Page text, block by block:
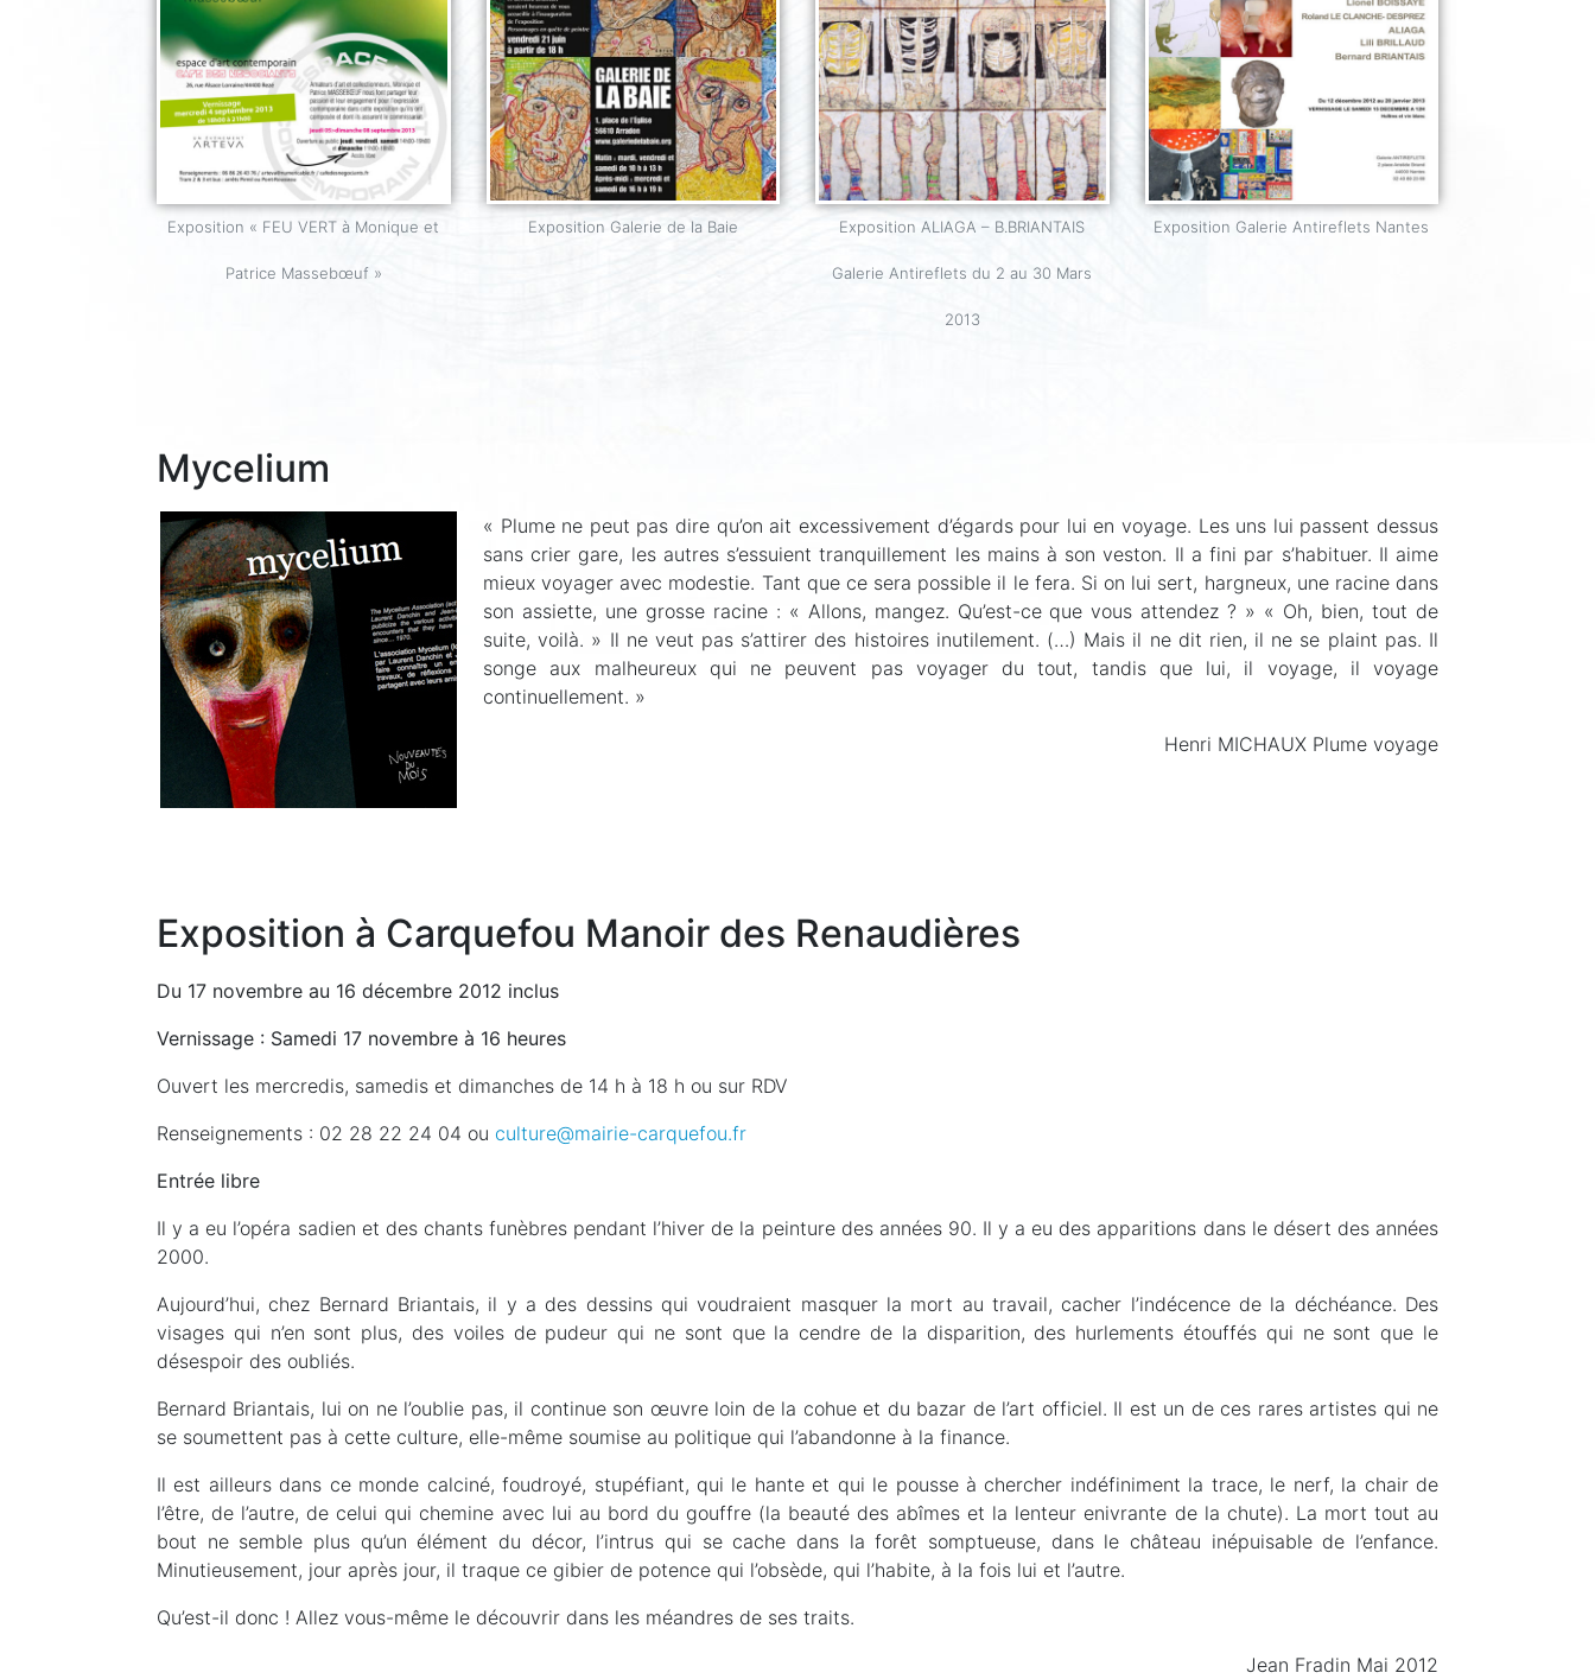
Exposition « FEU VERT à Monique et
Patrice Massebœuf »
Exposition Galerie de la Baie Exposition ALIAGA – B.BRIANTAIS
Galerie Antireflets du 2 au 30 Mars
2013
Exposition Galerie Antireflets Nantes
Mycelium
« Plume ne peut pas dire qu’on ait excessivement d’égards pour lui en voyage. Les uns lui passent dessus
sans crier gare, les autres s’essuient tranquillement les mains à son veston. Il a fini par s’habituer. Il aime
mieux voyager avec modestie. Tant que ce sera possible il le fera. Si on lui sert, hargneux, une racine dans
son assiette, une grosse racine : « Allons, mangez. Qu’est-ce que vous attendez ? » « Oh, bien, tout de
suite, voilà. » Il ne veut pas s’attirer des histoires inutilement. (…) Mais il ne dit rien, il ne se plaint pas. Il
songe aux malheureux qui ne peuvent pas voyager du tout, tandis que lui, il voyage, il voyage
continuellement. »
Henri MICHAUX Plume voyage
Exposition à Carquefou Manoir des Renaudières
Du 17 novembre au 16 décembre 2012 inclus
Vernissage : Samedi 17 novembre à 16 heures
Ouvert les mercredis, samedis et dimanches de 14 h à 18 h ou sur RDV
Renseignements : 02 28 22 24 04 ou culture@mairie-carquefou.fr
Entrée libre
Il y a eu l’opéra sadien et des chants funèbres pendant l’hiver de la peinture des années 90. Il y a eu des apparitions dans le désert des années
2000.
Aujourd’hui, chez Bernard Briantais, il y a des dessins qui voudraient masquer la mort au travail, cacher l’indécence de la déchéance. Des
visages qui n’en sont plus, des voiles de pudeur qui ne sont que la cendre de la disparition, des hurlements étouffés qui ne sont que le
désespoir des oubliés.
Bernard Briantais, lui on ne l’oublie pas, il continue son œuvre loin de la cohue et du bazar de l’art officiel. Il est un de ces rares artistes qui ne
se soumettent pas à cette culture, elle-même soumise au politique qui l’abandonne à la finance.
Il est ailleurs dans ce monde calciné, foudroyé, stupéfiant, qui le hante et qui le pousse à chercher indéfiniment la trace, le nerf, la chair de
l’être, de l’autre, de celui qui chemine avec lui au bord du gouffre (la beauté des abîmes et la lenteur enivrante de la chute). La mort tout au
bout ne semble plus qu’un élément du décor, l’intrus qui se cache dans la forêt somptueuse, dans le château inépuisable de l’enfance.
Minutieusement, jour après jour, il traque ce gibier de potence qui l’obsède, qui l’habite, à la fois lui et l’autre.
Qu’est-il donc ! Allez vous-même le découvrir dans les méandres de ses traits.
Jean Fradin Mai 2012